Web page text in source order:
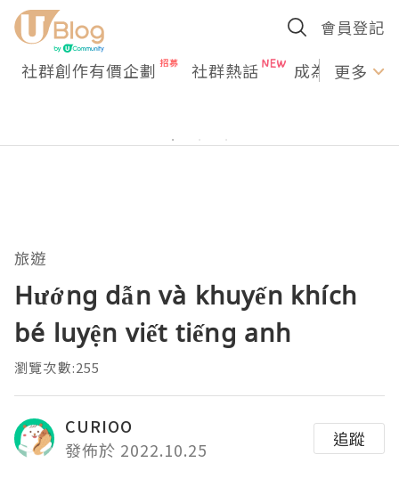
會員登記
社群創作有價企劃 社群熱話 成為U更多
旅遊
Hướng dẫn và khuyến khích
bé luyện viết tiếng anh
瀏覽次數:255
CURIOO
發佈於 2022.10.25
追蹤